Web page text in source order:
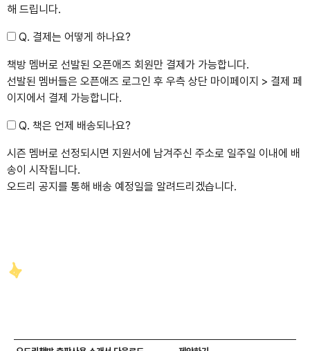
해 드립니다.
Q. 결제는 어떻게 하나요?
책방 멤버로 선발된 오픈애즈 회원만 결제가 가능합니다.
선발된 멤버들은 오픈애즈 로그인 후 우측 상단 마이페이지 > 결제 페
이지에서 결제 가능합니다.
Q. 책은 언제 배송되나요?
시즌 멤버로 선정되시면 지원서에 남겨주신 주소로 일주일 이내에 배
송이 시작됩니다.
오드리 공지를 통해 배송 예정일을 알려드리겠습니다.